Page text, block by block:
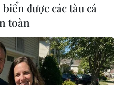
được các tàu cá
toàn